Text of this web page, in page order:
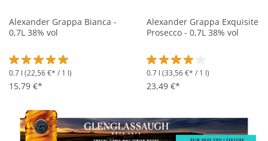
Alexander Grappa Bianca -
0,7L 38% vol
Durchschnittliche Bewertung von 5 von 5 Sternen
0.7 l (22,56 €* / 1 l)
15,79 €*
Alexander Grappa Exquisite
Prosecco - 0,7L 38% vol
Durchschnittliche
0.7 l (33,56 €* / 1 l)
23,49 €*